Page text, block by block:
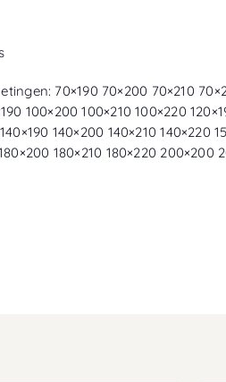
70×190 70×200 70×210
100×200 100×210 100×220
140×200 140×210 140×220
180×210 180×220 200×200